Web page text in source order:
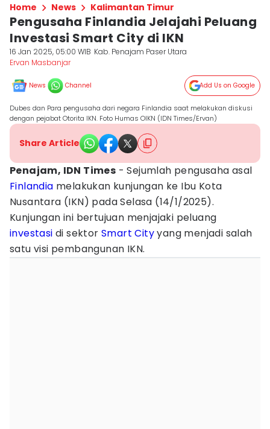
Home News Kalimantan Timur
Pengusaha Finlandia Jelajahi Peluang
Investasi Smart City di IKN
16 Jan 2025, 05:00 WIB Kab. Penajam Paser Utara
Ervan Masbanjar
News Channel Add Us on Google
Dubes dan Para pengusaha dari negara Finlandia saat melakukan diskusi
dengan pejabat Otorita IKN. Foto Humas OIKN (IDN Times/Ervan)
Share Article
Penajam, IDN Times - Sejumlah pengusaha asal
Finlandia melakukan kunjungan ke Ibu Kota
Nusantara (IKN) pada Selasa (14/1/2025).
Kunjungan ini bertujuan menjajaki peluang
investasi di sektorSmart Cityyang menjadi salah
satu visi pembangunan IKN.